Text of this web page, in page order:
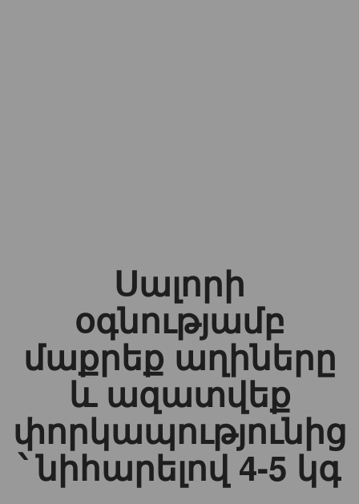
Սալորի
օգնությամբ
մաքրեք աղիները
և ազատվեք
փորկապությունից
՝ նիհարելով 4-5 կգ